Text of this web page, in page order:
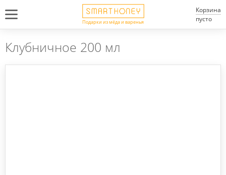
Подарки из мёда и варенья
Корзина
пусто
Клубничное 200 мл